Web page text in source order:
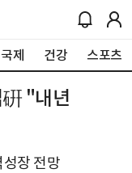
국제 건강 스포츠
"내년
장 전망